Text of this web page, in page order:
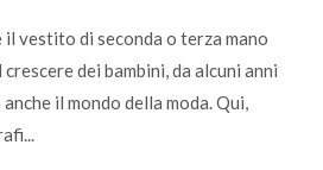
il vestito di seconda o terza mano
dei bambini, da alcuni anni
il mondo della moda. Qui,